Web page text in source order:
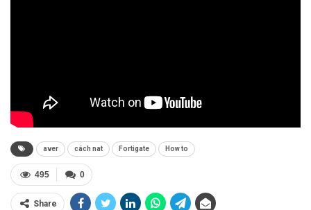
aver cách nat Fortigate How to
0
495
Share